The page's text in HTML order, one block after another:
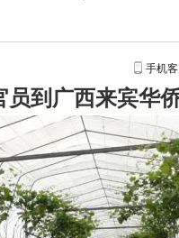
手机
员到广西来宾华